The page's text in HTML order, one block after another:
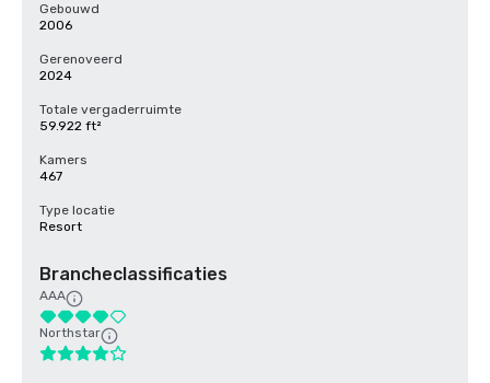
Gebouwd
2006
Gerenoveerd
2024
Totale vergaderruimte
59.922 ft²
Kamers
467
Type locatie
Resort
Brancheclassificaties
AAA
Northstar